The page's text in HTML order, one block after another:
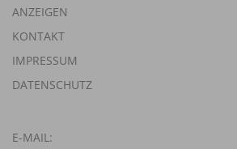
ANZEIGEN
KONTAKT
IMPRESSUM
DATENSCHUTZ
E-MAIL: